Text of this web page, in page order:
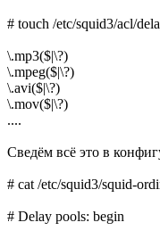
# touch /etc/squid3/acl/
\.mp3($|\?)
\.mpeg($|\?)
\.avi($|\?)
\.mov($|\?)
....
Сведём всё это в
# cat /etc/squid3/squid-
# Delay pools: begin